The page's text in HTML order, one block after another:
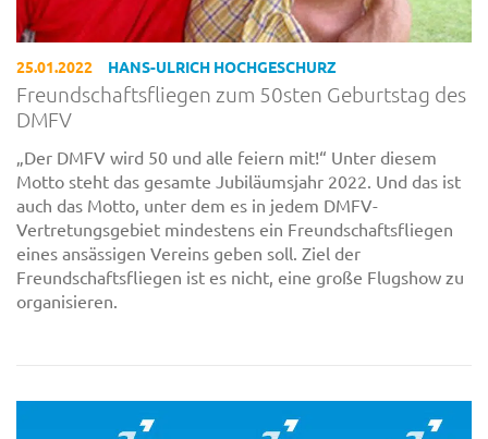
25.01.2022 HANS-ULRICH HOCHGESCHURZ
Freundschaftsfliegen zum 50sten Geburtstag des
DMFV
„Der DMFV wird 50 und alle feiern mit!“ Unter diesem
Motto steht das gesamte Jubiläumsjahr 2022. Und das ist
auch das Motto, unter dem es in jedem DMFV-
Vertretungsgebiet mindestens ein Freundschaftsfliegen
eines ansässigen Vereins geben soll. Ziel der
Freundschaftsfliegen ist es nicht, eine große Flugshow zu
organisieren.